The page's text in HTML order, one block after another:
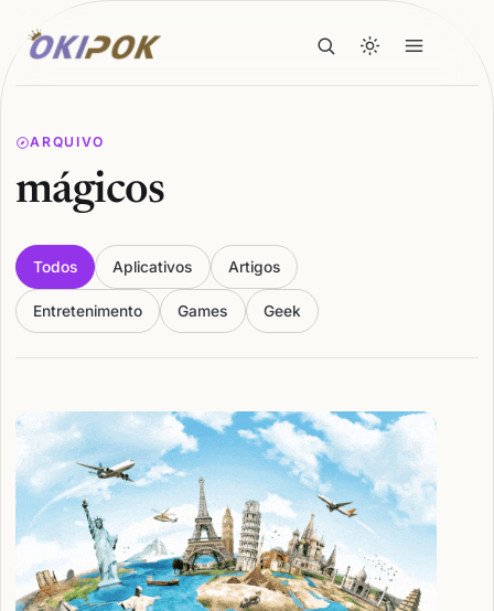
ARQUIVO
mágicos
Todos Aplicativos Artigos
Entretenimento Games Geek
Articles